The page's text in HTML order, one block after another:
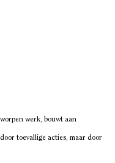
werk, bouwt aan
toevallige acties, maar door